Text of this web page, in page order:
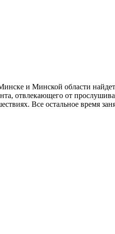
и Минской области
отвлекающего от
Все остальное время